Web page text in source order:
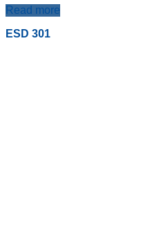
Read more
ESD 301